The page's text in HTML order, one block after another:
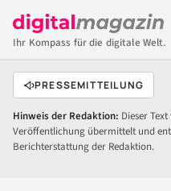
Ihr Kompass für die digitale Welt.
PRESSEMITTEILUNG
Hinweis der Redaktion: Dieser
Veröffentlichung übermittelt und
Berichterstattung der Redaktion.